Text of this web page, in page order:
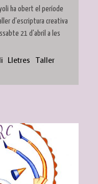
ha obert el període
d'escriptura creativa
21 d'abril a les
Lletres
Taller